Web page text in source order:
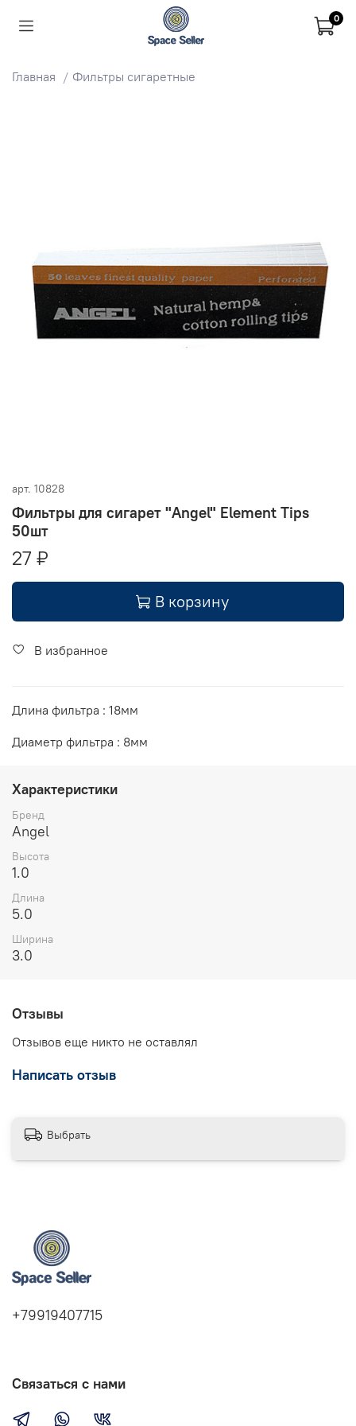
0
Главная Фильтры сигаретные
арт. 10828
Фильтры для сигарет "Angel" Element Tips
50шт
27 ₽
В корзину
В избранное
Длина фильтра : 18мм
Диаметр фильтра : 8мм
Характеристики
Бренд
Angel
Высота
1.0
Длина
5.0
Ширина
3.0
Отзывы
Отзывов еще никто не оставлял
Написать отзыв
Выбрать
+79919407715
Связаться с нами